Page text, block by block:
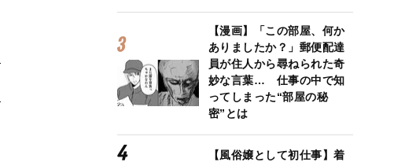
【漫画】「この部屋、何か
ありましたか？」郵便配達
員が住人から尋ねられた奇
妙な言葉… 仕事の中で知
ってしまった“部屋の秘
密”とは
【風俗嬢として初仕事】着